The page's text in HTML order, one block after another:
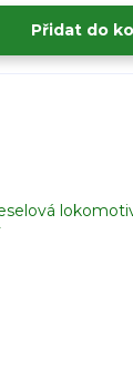
Přidat do